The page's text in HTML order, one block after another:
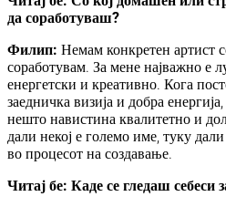
да соработуваш?
Филип: Немам конкретен артист
соработувам. За мене најважно е
енергетски и креативно. Кога
заедничка визија и добра
нешто навистина квалитетно и
дали некој е големо име, туку
во процесот на создавање.
Читај бе: Каде се гледаш себеси